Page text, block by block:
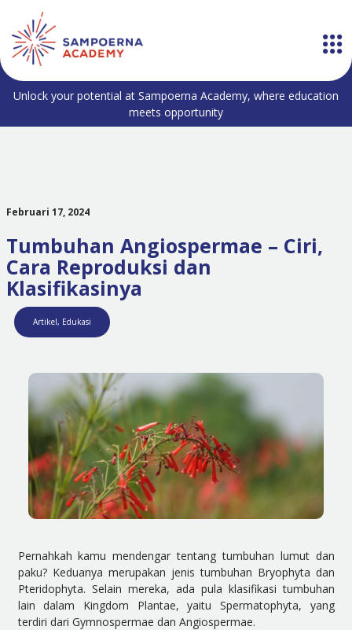
Unlock your potential at Sampoerna Academy, where education
meets opportunity
Februari 17, 2024
Tumbuhan Angiospermae – Ciri,
Cara Reproduksi dan
Klasifikasinya
Artikel, Edukasi
Pernahkah kamu mendengar tentang tumbuhan lumut dan
paku? Keduanya merupakan jenis tumbuhan Bryophyta dan
Pteridophyta. Selain mereka, ada pula klasifikasi tumbuhan
lain dalam Kingdom Plantae, yaitu Spermatophyta, yang
terdiri dari Gymnospermae dan Angiospermae.